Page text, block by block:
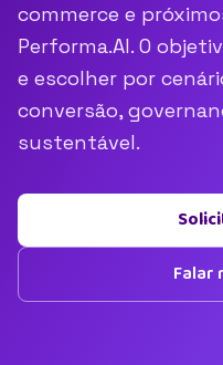
commerce e
Performa.AI. O
e escolher por
conversão,
sustentável.
Falar